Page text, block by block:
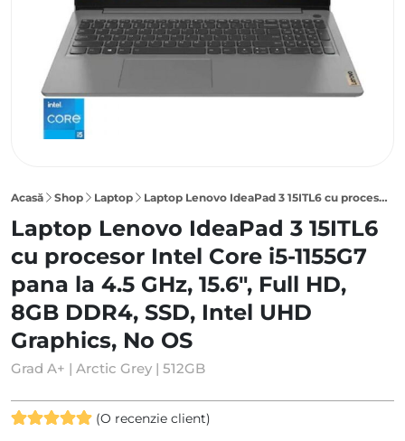
Acasă Shop Laptop Laptop Lenovo IdeaPad 3 15ITL6 cu procesor Intel Core i5-1155G7 pana la 4.5 GHz, 15.6″, Full HD, 8GB DDR4, 512GB SSD, Intel UHD Graphics, No OS, Arctic Grey
Laptop Lenovo IdeaPad 3 15ITL6
cu procesor Intel Core i5-1155G7
pana la 4.5 GHz, 15.6", Full HD,
8GB DDR4, SSD, Intel UHD
Graphics, No OS
Grad A+ | Arctic Grey | 512GB
(O recenzie client)